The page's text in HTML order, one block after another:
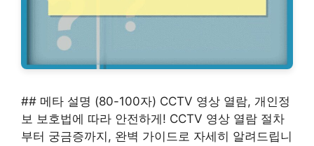
## 메타 설명 (80-100자) CCTV 영상 열람, 개인정
보 보호법에 따라 안전하게! CCTV 영상 열람 절차
부터 궁금증까지, 완벽 가이드로 자세히 알려드립니